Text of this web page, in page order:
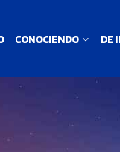
CONOCIENDO DE